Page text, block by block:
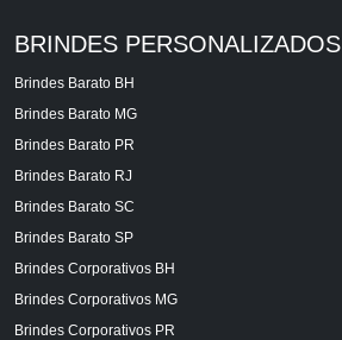
BRINDES PERSONALIZADOS
Brindes Barato BH
Brindes Barato MG
Brindes Barato PR
Brindes Barato RJ
Brindes Barato SC
Brindes Barato SP
Brindes Corporativos BH
Brindes Corporativos MG
Brindes Corporativos PR